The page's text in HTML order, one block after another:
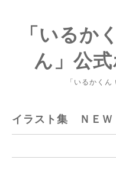
「いるか
ん」公
「いるかく
イラスト集 ＮＥＷ